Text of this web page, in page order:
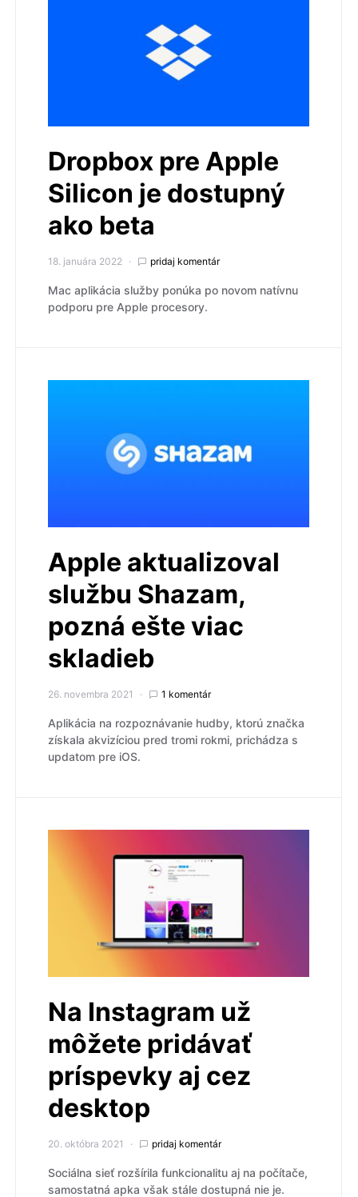
Dropbox pre Apple
Silicon je dostupný
ako beta
18. januára 2022 pridaj komentár
Mac aplikácia služby ponúka po novom natívnu
podporu pre Apple procesory.
Apple aktualizoval
službu Shazam,
pozná ešte viac
skladieb
26. novembra 2021 1 komentár
Aplikácia na rozpoznávanie hudby, ktorú značka
získala akvizíciou pred tromi rokmi, prichádza s
updatom pre iOS.
Na Instagram už
môžete pridávať
príspevky aj cez
desktop
20. októbra 2021 pridaj komentár
Sociálna sieť rozšírila funkcionalitu aj na počítače,
samostatná apka však stále dostupná nie je.